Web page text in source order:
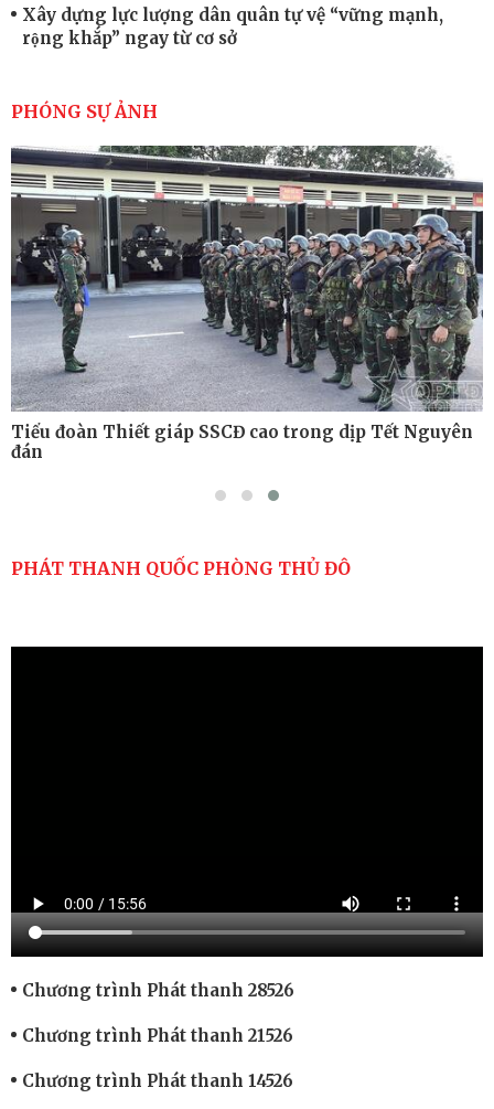
Xây dựng lực lượng dân quân tự vệ “vững mạnh,
rộng khắp” ngay từ cơ sở
cao sức mạnh chiến đấu
Tiểu đoàn Thiết giáp hoàn thành tốt diễn tập chiến
thuật có bắn đạn thật
Nơi sinh viên rèn ý trí, luyện kỹ năng
PHÓNG SỰ ẢNH
Tiểu đoàn Thiết giáp SSCĐ cao trong dịp Tết Nguyên
đán
PHÁT THANH QUỐC PHÒNG THỦ ĐÔ
Chương trình Phát thanh 28526
Chương trình Phát thanh 21526
Chương trình Phát thanh 14526